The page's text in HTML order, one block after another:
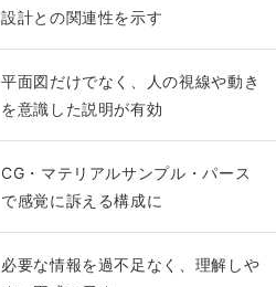
設計との関連性を示す
平面図だけでなく、人の視線や動き
を意識した説明が有効
CG・マテリアルサンプル・パース
で感覚に訴える構成に
必要な情報を過不足なく、理解しや